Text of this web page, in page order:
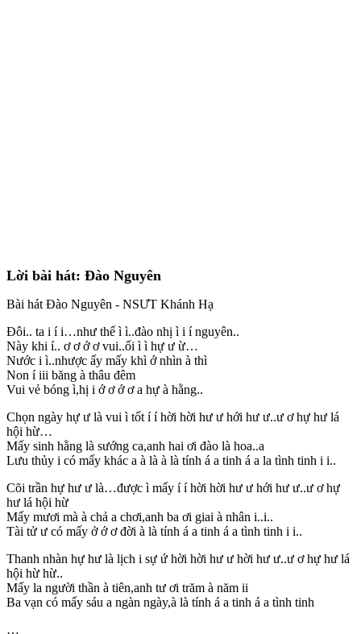
Lời bài hát: Đào Nguyên
Bài hát Đào Nguyên - NSƯT Khánh Hạ
Đôi.. ta i í i…như thể ì ì..đào nhị ì i í nguyên..
Này khi í.. ơ ơ ớ ơ vui..ối ì ì hự ư ừ…
Nước i ì..nhược ấy mấy khì ớ nhìn à thì
Non í iii băng à thâu đêm
Vui vẻ bóng ì,hị i ớ ơ ớ ơ a hự à hằng..
Chọn ngày hự ư là vui ì tốt í í hời hời hư ư hới hư ư..ư ơ hự hư lá
hội hừ…
Mấy sinh hằng là sướng ca,anh hai ơi đào là hoa..a
Lưu thủy i có mấy khác a à là à là tính á a tinh á a la tình tinh i i..
Cõi trần hự hư ư là…được ì mấy í í hời hời hư ư hới hư ư..ư ơ hự
hư lá hội hừ
Mấy mươi mà à chả a chơi,anh ba ơi giai à nhân i..i..
Tài tử ư có mấy ở ớ ơ đời à là tính á a tinh á a tình tinh i i..
Thanh nhàn hự hư là lịch i sự ứ hời hời hư ư hời hư ư..ư ơ hự hư lá
hội hừ hừ..
Mấy la người thần à tiên,anh tư ơi trăm à năm ii
Ba vạn có mấy sáu a ngàn ngày,à là tính á a tinh á a tình tinh
…